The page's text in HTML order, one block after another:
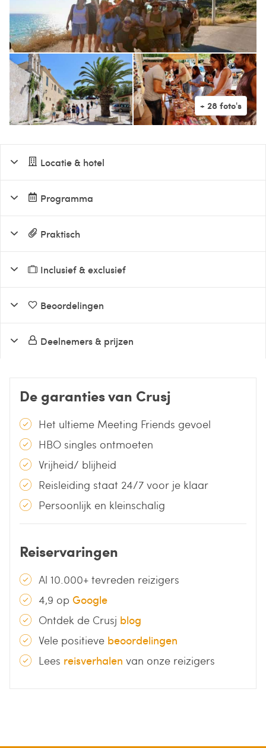
Locatie & hotel
Programma
Praktisch
Inclusief & exclusief
Beoordelingen
Deelnemers & prijzen
De garanties van Crusj
Het ultieme Meeting Friends gevoel
HBO singles ontmoeten
Vrijheid/ blijheid
Reisleiding staat 24/7 voor je klaar
Persoonlijk en kleinschalig
Reiservaringen
Al 10.000+ tevreden reizigers
4,9 op Google
Ontdek de Crusj blog
Vele positieve beoordelingen
Lees reisverhalen van onze reizigers